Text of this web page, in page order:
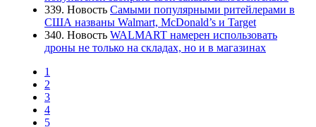
339. Новость Самыми популярными ритейлерами в
США названы Walmart, McDonald’s и Target
340. Новость WALMART намерен использовать
дроны не только на складах, но и в магазинах
1
2
3
4
5